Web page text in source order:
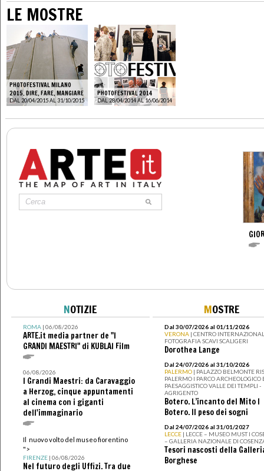
LE MOSTRE
PHOTOFESTIVAL MILANO
2015. DIRE, FARE, MANGIARE
DAL 20/04/2015 AL 31/10/2015
PHOTOFESTIVAL 2014
DAL 28/04/2014 AL 16/06/2014
NOTIZIE
ROMA| 06/08/2026
ARTE.it media partner de "I
GRANDI MAESTRI" di KUBLAI Film
06/08/2026
I Grandi Maestri: da Caravaggio
a Herzog, cinque appuntamenti
al cinema con i giganti
dell'immaginario
Il nuovo volto del museo fiorentino
">
FIRENZE| 06/08/2026
Nel futuro degli Uffizi. Tra due
MOSTRE
Dal 30/07/2026 al 01/11/2026
VERONA | CENTRO
FOTOGRAFIA SCAVI SCALIGERI
Dorothea Lange
Dal 24/07/2026 al 31/10/2026
PALERMO | PALAZZO BELMONTE
PALERMO I PARCO ARCHEOLOGICO
PAESAGGISTICO VALLE DEI TEMPLI -
AGRIGENTO
Botero. L’incanto del Mito I
Botero. Il peso dei sogni
Dal 24/07/2026 al 31/01/2027
LECCE | LECCE – MUSEO MUST I
– GALLERIA NAZIONALE DI
Tesori nascosti della
Borghese